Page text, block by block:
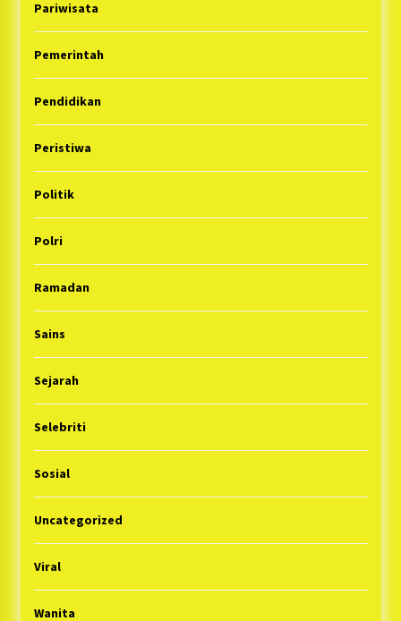
Pariwisata
Pemerintah
Pendidikan
Peristiwa
Politik
Polri
Ramadan
Sains
Sejarah
Selebriti
Sosial
Uncategorized
Viral
Wanita